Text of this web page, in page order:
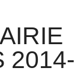
2014-